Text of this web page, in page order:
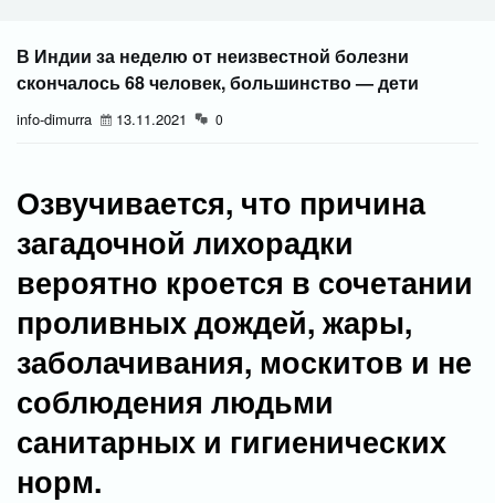
В Индии за неделю от неизвестной болезни
скончалось 68 человек, большинство — дети
info-dimurra 13.11.2021 0
Озвучивается, что причина
загадочной лихорадки
вероятно кроется в сочетании
проливных дождей, жары,
заболачивания, москитов и не
соблюдения людьми
санитарных и гигиенических
норм.